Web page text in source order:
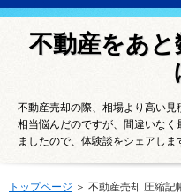
不動産をあと
不動産売却の際、相場より高い見
相当悩んだのですが、間違いな
ましたので、体験談をシェアしま
トップページ ＞ 不動産売却 圧縮記